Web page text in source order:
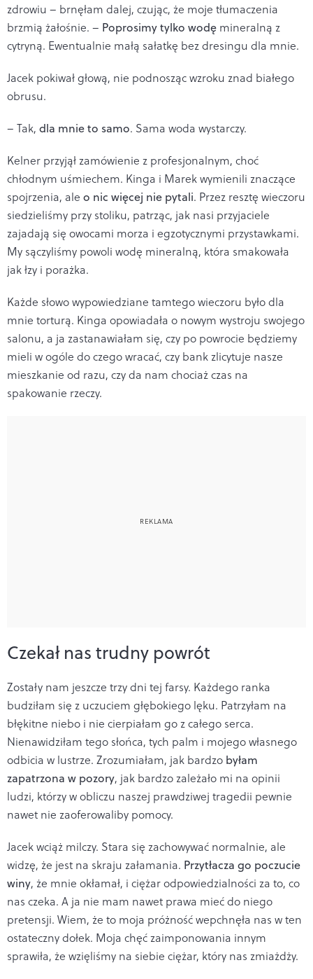
zdrowiu – brnęłam dalej, czując, że moje tłumaczenia
brzmią żałośnie. – Poprosimy tylko wodę mineralną z
cytryną. Ewentualnie małą sałatkę bez dresingu dla mnie.
Jacek pokiwał głową, nie podnosząc wzroku znad białego
obrusu.
– Tak, dla mnie to samo. Sama woda wystarczy.
Kelner przyjął zamówienie z profesjonalnym, choć
chłodnym uśmiechem. Kinga i Marek wymienili znaczące
spojrzenia, ale o nic więcej nie pytali. Przez resztę wieczoru
siedzieliśmy przy stoliku, patrząc, jak nasi przyjaciele
zajadają się owocami morza i egzotycznymi przystawkami.
My sączyliśmy powoli wodę mineralną, która smakowała
jak łzy i porażka.
Każde słowo wypowiedziane tamtego wieczoru było dla
mnie torturą. Kinga opowiadała o nowym wystroju swojego
salonu, a ja zastanawiałam się, czy po powrocie będziemy
mieli w ogóle do czego wracać, czy bank zlicytuje nasze
mieszkanie od razu, czy da nam chociaż czas na
spakowanie rzeczy.
Czekał nas trudny powrót
Zostały nam jeszcze trzy dni tej farsy. Każdego ranka
budziłam się z uczuciem głębokiego lęku. Patrzyłam na
błękitne niebo i nie cierpiałam go z całego serca.
Nienawidziłam tego słońca, tych palm i mojego własnego
odbicia w lustrze. Zrozumiałam, jak bardzo byłam
zapatrzona w pozory, jak bardzo zależało mi na opinii
ludzi, którzy w obliczu naszej prawdziwej tragedii pewnie
nawet nie zaoferowaliby pomocy.
Jacek wciąż milczy. Stara się zachowywać normalnie, ale
widzę, że jest na skraju załamania. Przytłacza go poczucie
winy, że mnie okłamał, i ciężar odpowiedzialności za to, co
nas czeka. A ja nie mam nawet prawa mieć do niego
pretensji. Wiem, że to moja próżność wepchnęła nas w ten
ostateczny dołek. Moja chęć zaimponowania innym
sprawiła, że wzięliśmy na siebie ciężar, który nas zmiażdży.